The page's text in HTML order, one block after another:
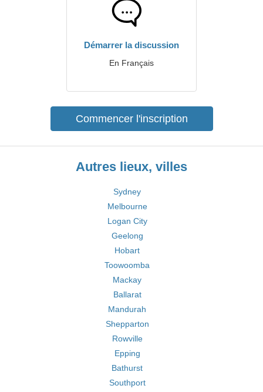
Démarrer la discussion
En Français
Commencer l'inscription
Autres lieux, villes
Sydney
Melbourne
Logan City
Geelong
Hobart
Toowoomba
Mackay
Ballarat
Mandurah
Shepparton
Rowville
Epping
Bathurst
Southport